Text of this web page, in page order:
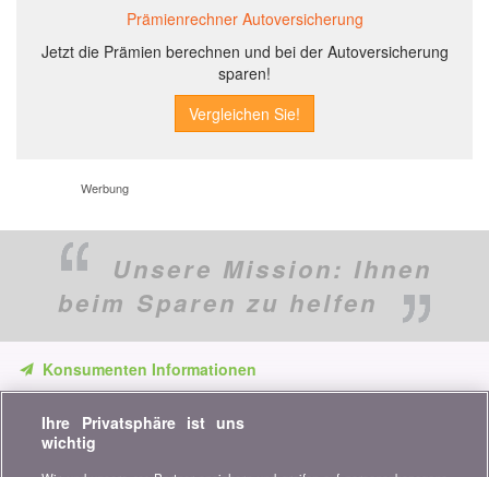
Prämienrechner Autoversicherung
Jetzt die Prämien berechnen und bei der Autoversicherung
sparen!
Werbung
Unsere Mission: Ihnen
beim Sparen zu helfen
Konsumenten Informationen
unsere Vergleiche, Ratschläge und Tipps in den Bereichen
Versicherung, Finanzen, Konsumgüter und vieles mehr...
Ihre Privatsphäre ist uns
wichtig